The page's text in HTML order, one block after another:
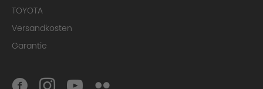
TOYOTA
Versandkosten
Garantie